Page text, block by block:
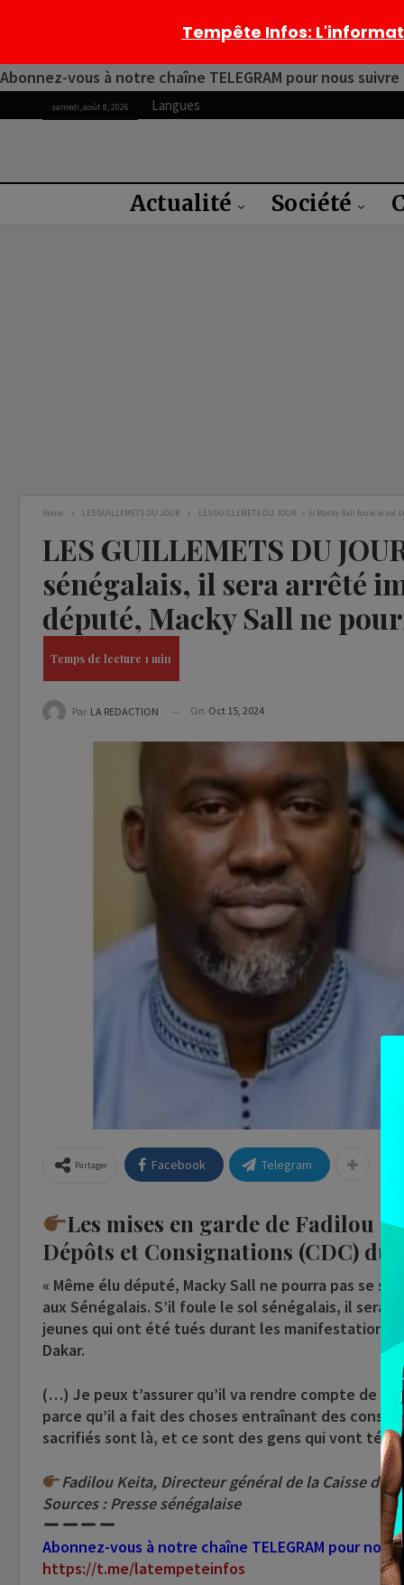
Abonnez-vous à notre chaîne TELEGRAM pour nous
samedi, août 8, 2026 Langues
Actualité Société
Home LES GUILLEMETS DU JOUR LES GUILLEMETS DU JOUR : « Si Macky Sall foule le
LES GUILLEMETS DU
sénégalais, il sera arrêté
député, Macky Sall ne
Par LA REDACTION On Oct 15, 2024
Partager Facebook Telegram
Les mises en garde de Fadilou
Dépôts et Consignations (CDC) du
« Même élu député, Macky Sall ne pourra pas se
aux Sénégalais. S’il foule le sol sénégalais, il
jeunes qui ont été tués durant les manifestations.
Dakar.
(…) Je peux t’assurer qu’il va rendre compte de
parce qu’il a fait des choses entraînant des
sacrifiés sont là, et ce sont des gens qui vont
Fadilou Keita, Directeur général de la Caisse des
Sources : Presse sénégalaise
Abonnez-vous à notre chaîne TELEGRAM pour
https://t.me/latempeteinfos
Tempête Infos: